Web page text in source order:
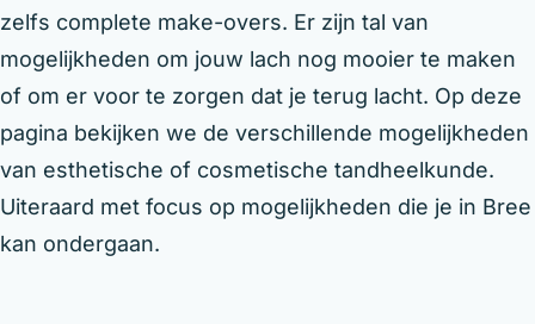
zelfs complete make-overs. Er zijn tal van
mogelijkheden om jouw lach nog mooier te maken
of om er voor te zorgen dat je terug lacht. Op deze
pagina bekijken we de verschillende mogelijkheden
van esthetische of cosmetische tandheelkunde.
Uiteraard met focus op mogelijkheden die je in Bree
kan ondergaan.